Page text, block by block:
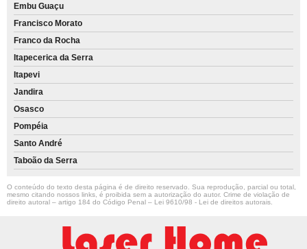
Embu Guaçu
Francisco Morato
Franco da Rocha
Itapecerica da Serra
Itapevi
Jandira
Osasco
Pompéia
Santo André
Taboão da Serra
O conteúdo do texto desta página é de direito reservado. Sua reprodução, parcial ou total,
mesmo citando nossos links, é proibida sem a autorização do autor. Crime de violação de
direito autoral – artigo 184 do Código Penal – Lei 9610/98 - Lei de direitos autorais